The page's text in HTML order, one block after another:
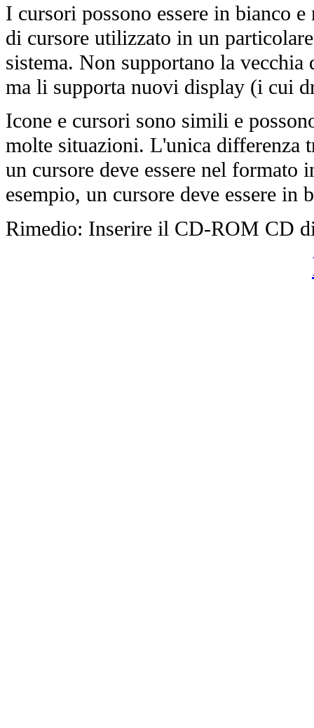
I cursori possono essere in bianco
di cursore utilizzato in un
sistema. Non supportano la
ma li supporta nuovi display (i cui
Icone e cursori sono simili e
molte situazioni. L'unica differenza
un cursore deve essere nel
esempio, un cursore deve essere
Rimedio: Inserire il CD-ROM CD